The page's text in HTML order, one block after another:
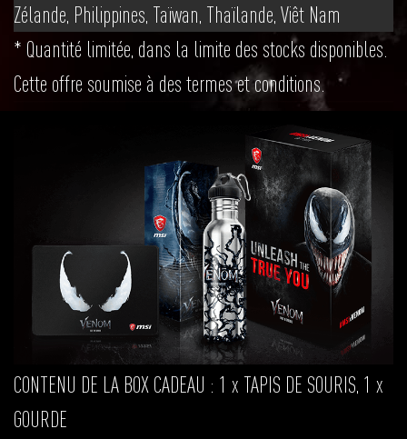
Zélande, Philippines, Taïwan, Thaïlande, Viêt Nam
* Quantité limitée, dans la limite des stocks disponibles.
Cette offre soumise à des termes et conditions.
CONTENU DE LA BOX CADEAU : 1 x TAPIS DE SOURIS, 1 x
GOURDE